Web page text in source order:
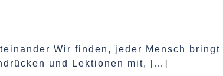
Wir finden, jeder Mensch
und Lektionen mit, […]